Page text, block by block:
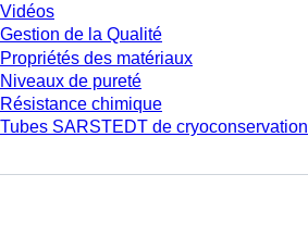
Vidéos
Gestion de la Qualité
Propriétés des matériaux
Niveaux de pureté
Résistance chimique
Tubes SARSTEDT de cryoconservation